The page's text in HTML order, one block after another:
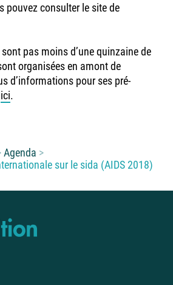
pouvez consulter le site de
pas moins d’une quinzaine de
organisées en amont de
d’informations pour ses pré-
ici.
Agenda
sur le sida (AIDS 2018)